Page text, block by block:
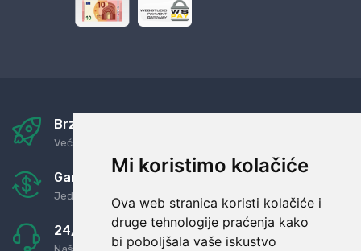
Mi koristimo kolačiće
Ova web stranica koristi kolačiće i
druge tehnologije praćenja kako
bi poboljšala vaše iskustvo
Brza i sigurna dostava
Već za nekoliko dana kod vas
Garancija u povrat novaca
Jednostavno pravilo: Roba za novac
24/7 odlična podrška